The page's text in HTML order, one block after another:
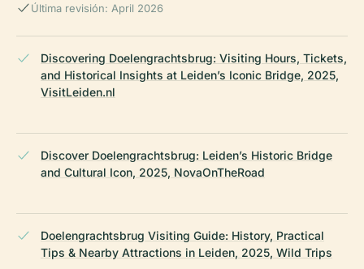
Última revisión: April 2026
Discovering Doelengrachtsbrug: Visiting Hours, Tickets,
and Historical Insights at Leiden’s Iconic Bridge, 2025,
VisitLeiden.nl
Discover Doelengrachtsbrug: Leiden’s Historic Bridge
and Cultural Icon, 2025, NovaOnTheRoad
Doelengrachtsbrug Visiting Guide: History, Practical
Tips & Nearby Attractions in Leiden, 2025, Wild Trips